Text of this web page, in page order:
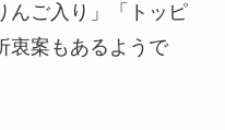
んご入り」「トッピ
衷案もあるようで